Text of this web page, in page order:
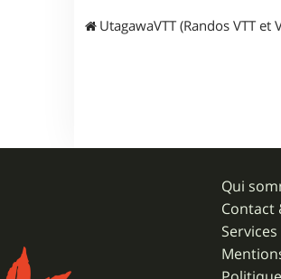
UtagawaVTT (Randos VTT et
Qui
Contact